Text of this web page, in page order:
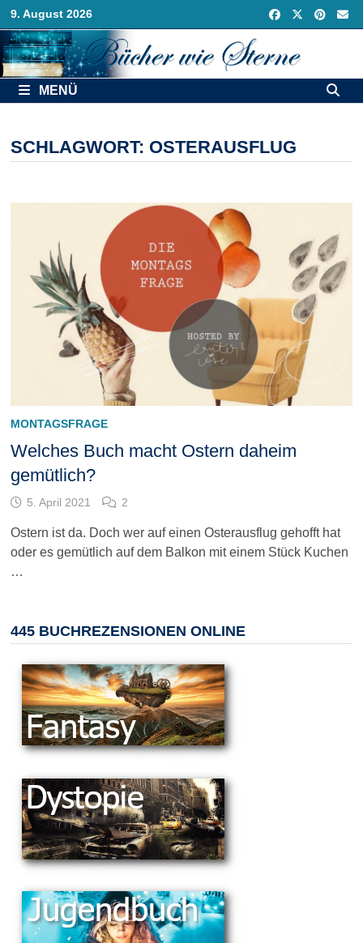
Zurück
zum
Inhalt
9. August 2026
MENÜ
SCHLAGWORT: OSTERAUSFLUG
MONTAGSFRAGE
Welches Buch macht Ostern daheim
gemütlich?
5. April 2021 2
Ostern ist da. Doch wer auf einen Osterausflug gehofft hat
oder es gemütlich auf dem Balkon mit einem Stück Kuchen
…
445 BUCHREZENSIONEN ONLINE